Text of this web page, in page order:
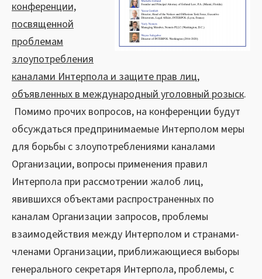
конференции,
посвященной
проблемам
злоупотребления
каналами Интерпола и защите прав лиц,
объявленных в международный уголовный розыск.
Помимо прочих вопросов, на конференции будут
обсуждаться предпринимаемые Интерполом меры
для борьбы с злоупотреблениями каналами
Организации, вопросы применения правил
Интерпола при рассмотрении жалоб лиц,
явившихся объектами распространенных по
каналам Организации запросов, проблемы
взаимодействия между Интерполом и странами-
членами Организации, приближающиеся выборы
генерального секретаря Интерпола, проблемы, с